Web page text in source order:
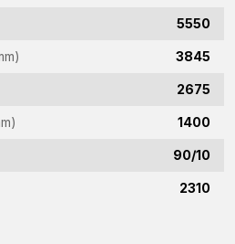
5550
3845
2675
1400
90/10
2310